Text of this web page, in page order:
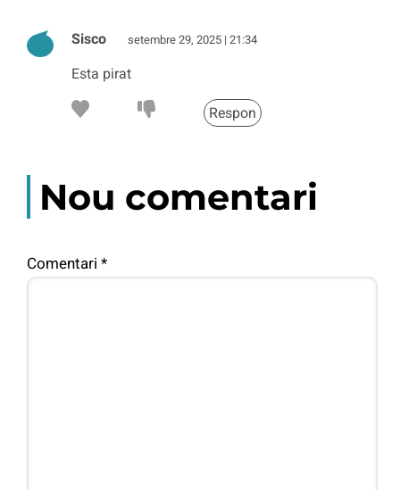
Sisco setembre 29, 2025 | 21:34
Esta pirat
Respon
Nou comentari
Comentari *